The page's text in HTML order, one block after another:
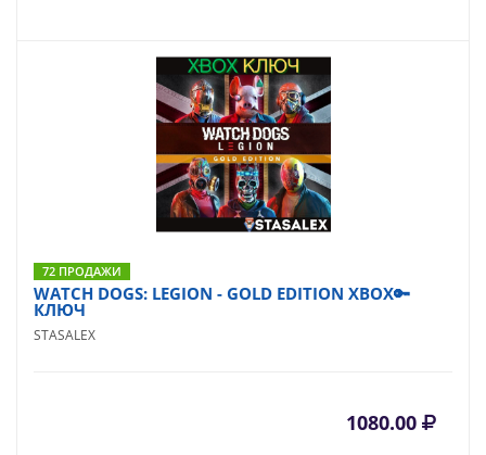
72 ПРОДАЖИ
WATCH DOGS: LEGION - GOLD EDITION XBOX🔑
КЛЮЧ
STASALEX
1080.00